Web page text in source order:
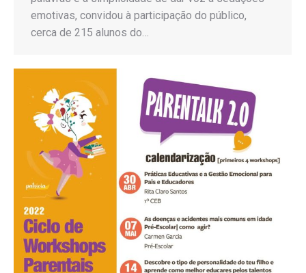
emotivas, convidou à participação do público,
cerca de 215 alunos do…